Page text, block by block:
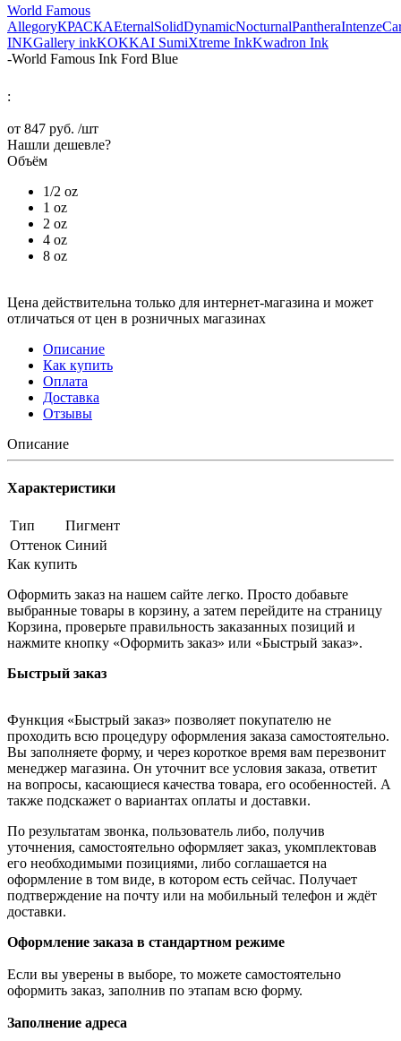
World Famous
AllegoryКРАСКАEternalSolidDynamicNocturnalPantheraIntenze
INKGallery inkKOKKAI SumiXtreme InkKwadron Ink
-World Famous Ink Ford Blue
:
от 847 руб. /шт
Нашли дешевле?
Объём
1/2 oz
1 oz
2 oz
4 oz
8 oz
Цена действительна только для интернет-магазина и может
отличаться от цен в розничных магазинах
Описание
Как купить
Оплата
Доставка
Отзывы
Описание
Характеристики
Тип
Пигмент
Оттенок Синий
Как купить
Оформить заказ на нашем сайте легко. Просто добавьте
выбранные товары в корзину, а затем перейдите на страницу
Корзина, проверьте правильность заказанных позиций и
нажмите кнопку «Оформить заказ» или «Быстрый заказ».
Быстрый заказ
Функция «Быстрый заказ» позволяет покупателю не
проходить всю процедуру оформления заказа самостоятельно.
Вы заполняете форму, и через короткое время вам перезвонит
менеджер магазина. Он уточнит все условия заказа, ответит
на вопросы, касающиеся качества товара, его особенностей. А
также подскажет о вариантах оплаты и доставки.
По результатам звонка, пользователь либо, получив
уточнения, самостоятельно оформляет заказ, укомплектовав
его необходимыми позициями, либо соглашается на
оформление в том виде, в котором есть сейчас. Получает
подтверждение на почту или на мобильный телефон и ждёт
доставки.
Оформление заказа в стандартном режиме
Если вы уверены в выборе, то можете самостоятельно
оформить заказ, заполнив по этапам всю форму.
Заполнение адреса